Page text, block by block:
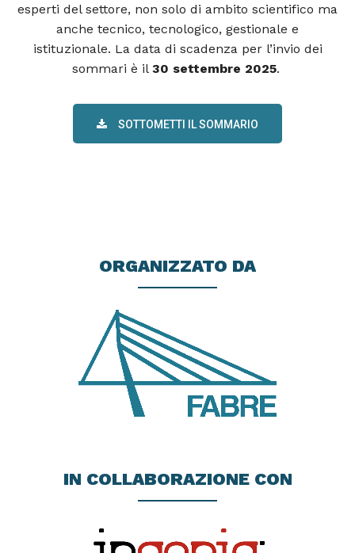
esperti del settore, non solo di ambito scientifico ma
anche tecnico, tecnologico, gestionale e
istituzionale. La data di scadenza per l’invio dei
sommari è il 30 settembre 2025.
SOTTOMETTI IL SOMMARIO
ORGANIZZATO DA
IN COLLABORAZIONE CON